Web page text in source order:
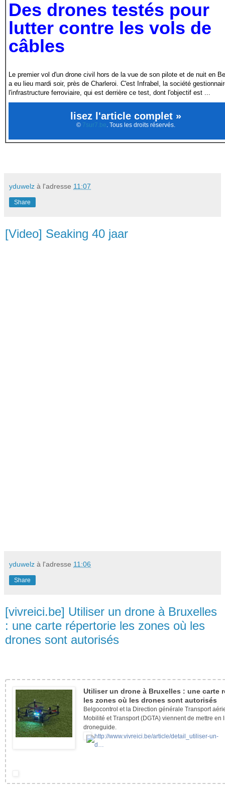
Des drones testés pour
lutter contre les vols de
câbles
Le premier vol d'un drone civil hors de la vue de son pilote et de nuit en
a eu lieu mardi soir, près de Charleroi. C'est Infrabel, la société
l'infrastructure ferroviaire, qui est derrière ce test, dont l'objectif est ...
lisez l'article complet »
© 7sur7.be. Tous les droits réservés.
yduwelz à l'adresse 11:07
Share
[Video] Seaking 40 jaar
yduwelz à l'adresse 11:06
Share
[vivreici.be] Utiliser un drone à Bruxelles
: une carte répertorie les zones où les
drones sont autorisés
Utiliser un drone à Bruxelles : une carte
les zones où les drones sont autorisés
Belgocontrol et la Direction générale Transport
Mobilité et Transport (DGTA) viennent de mettre en
droneguide.
http://www.vivreici.be/article/detail_utiliser-un-
d…